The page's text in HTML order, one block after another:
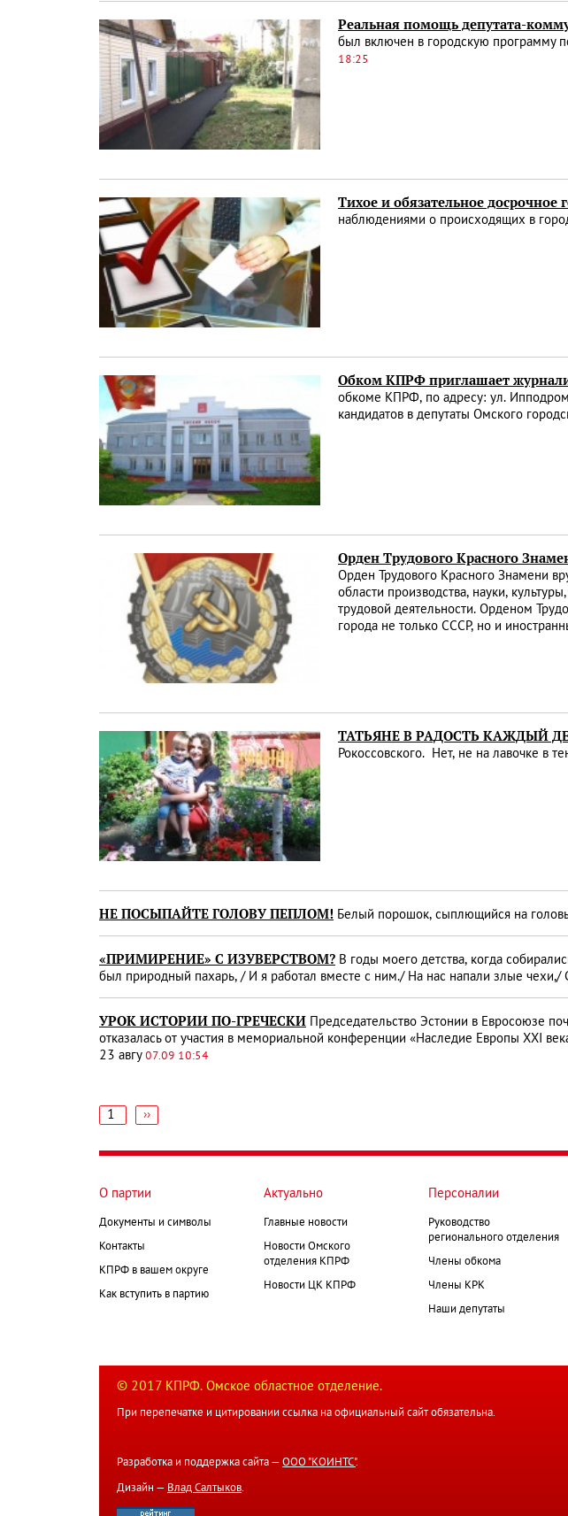
Реальная помощь депутата-
был включен в городскую программу
18:25
Тихое и обязательное досрочное
наблюдениями о происходящих в
Обком КПРФ приглашает
обкоме КПРФ, по адресу: ул.
кандидатов в депутаты Омского
Орден Трудового Красного
Орден Трудового Красного Знамени
области производства, науки,
трудовой деятельности. Орденом
города не только СССР, но и
ТАТЬЯНЕ В РАДОСТЬ КАЖДЫЙ
Рокоссовского. Нет, не на лавочке в
НЕ ПОСЫПАЙТЕ ГОЛОВУ ПЕПЛОМ! Белый порошок, сыплющийся на
«ПРИМИРЕНИЕ» С ИЗУВЕРСТВОМ? В годы моего детства, когда
был природный пахарь, / И я работал вместе с ним./ На нас напали злые чехи,/
УРОК ИСТОРИИ ПО-ГРЕЧЕСКИ Председательство Эстонии в Евросоюзе
отказалась от участия в мемориальной конференции «Наследие Европы XXI
23 авгу 07.09 10:54
страниц
1
Следующая
››
О партии
Документы и символы
Контакты
КПРФ в вашем округе
Как вступить в партию
Актуально
Главные новости
Новости Омского
отделения КПРФ
Новости ЦК КПРФ
Персоналии
Руководство
регионального отделения
Члены обкома
Члены КРК
Наши депутаты
© 2017 КПРФ. Омское областное отделение.
При перепечатке и цитировании ссылка на официальный сайт обязательна.
Разработка и поддержка сайта — ООО "КОИНТС".
Дизайн — Влад Салтыков.